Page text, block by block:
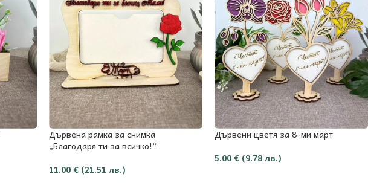
Дървена рамка за снимка
„Благодаря ти за всичко!“
11.00 € (21.51 лв.)
Дървени цветя за 8-ми март
5.00 € (9.78 лв.)